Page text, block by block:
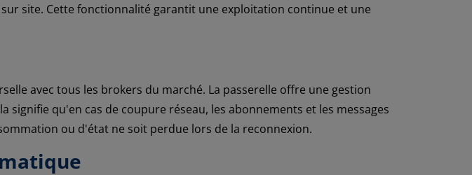
site. Cette fonctionnalité garantit une exploitation continue et une
avec tous les brokers du marché. La passerelle offre une gestion
signifie qu'en cas de coupure réseau, les abonnements et les messages
ou d'état ne soit perdue lors de la reconnexion.